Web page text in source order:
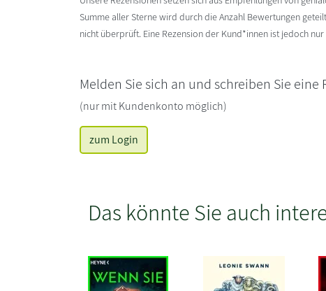
Summe aller Sterne wird durch die Anzahl Bewertungen
nicht überprüft. Eine Rezension der Kund*innen ist jedoch
Melden Sie sich an und schreiben Sie eine
(nur mit Kundenkonto möglich)
zum Login
Das könnte Sie auch